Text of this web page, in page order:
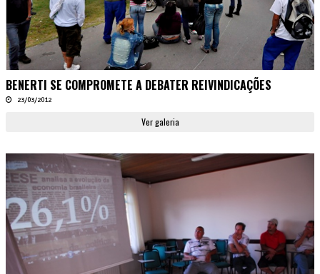
BENERTI SE COMPROMETE A DEBATER REIVINDICAÇÕES
23/03/2012
Ver galeria